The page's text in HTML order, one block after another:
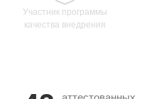
Участник программы
качества внедрения